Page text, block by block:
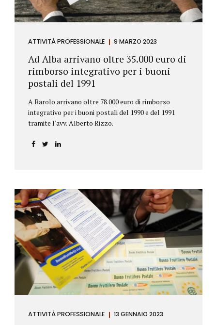
ATTIVITÀ PROFESSIONALE 9 MARZO 2023
Ad Alba arrivano oltre 35.000 euro di
rimborso integrativo per i buoni
postali del 1991
A Barolo arrivano oltre 78.000 euro di rimborso
integrativo per i buoni postali del 1990 e del 1991
tramite l'avv. Alberto Rizzo.
ATTIVITÀ PROFESSIONALE 13 GENNAIO 2023